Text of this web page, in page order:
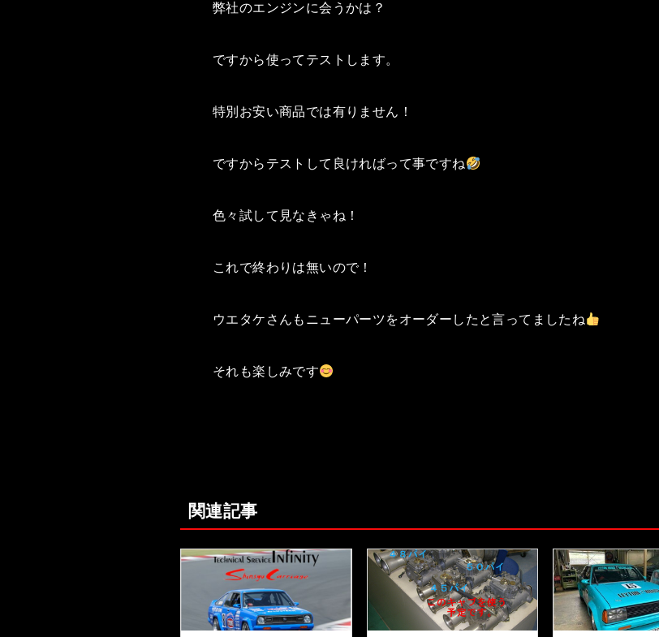
弊社のエンジンに会うかは？
ですから使ってテストします。
特別お安い商品では有りません！
ですからテストして良ければって事ですね
色々試して見なきゃね！
これで終わりは無いので！
ウエタケさんもニューパーツをオーダーしたと言ってましたね
それも楽しみです
関連記事